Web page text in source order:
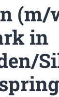
(m/
in